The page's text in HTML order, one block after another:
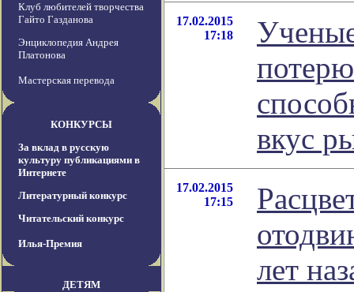
Клуб любителей творчества
Гайто Газданова
Энциклопедия Андрея
Платонова
Мастерская перевода
КОНКУРСЫ
За вклад в русскую
культуру публикациями в
Интернете
Литературный конкурс
Читательский конкурс
Илья-Премия
ДЕТЯМ
17.02.2015
17:18
вкус
17.02.2015
17:15
лет